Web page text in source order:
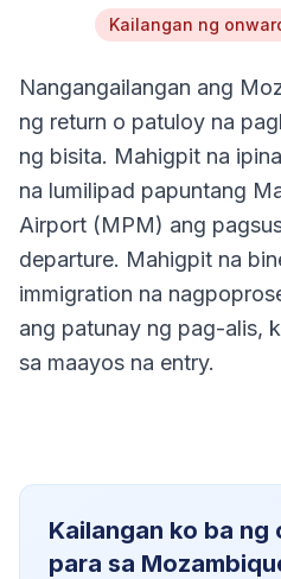
Kailangan ng
Nangangailangan ang
ng return o patuloy na
ng bisita. Mahigpit na
na lumilipad papuntang
Airport (MPM) ang
departure. Mahigpit na
immigration na
ang patunay ng pag-alis,
sa maayos na entry.
Kailangan ko ba
para sa